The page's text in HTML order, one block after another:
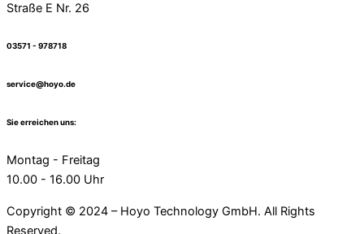
Straße E Nr. 26
03571 - 978718
service@hoyo.de
Sie erreichen uns:
Montag - Freitag
10.00 - 16.00 Uhr
Copyright © 2024 – Hoyo Technology GmbH. All Rights
Reserved.